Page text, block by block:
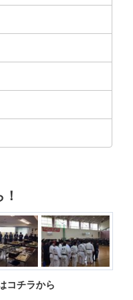
コチラから